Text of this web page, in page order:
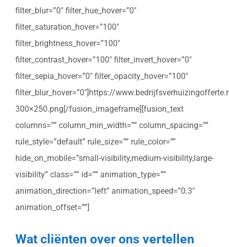
filter_blur=”0″ filter_hue_hover=”0″
filter_saturation_hover=”100″
filter_brightness_hover=”100″
filter_contrast_hover=”100″ filter_invert_hover=”0″
filter_sepia_hover=”0″ filter_opacity_hover=”100″
filter_blur_hover=”0″]https://
300×250.png[/fusion_imageframe][fusion_text
columns=”” column_min_width=”” column_spacing=””
rule_style=”default” rule_size=”” rule_color=””
hide_on_mobile=”small-visibility,medium-visibility,large-
visibility” class=”” id=”” animation_type=””
animation_direction=”left” animation_speed=”0.3″
animation_offset=””]
Wat cliënten over ons vertellen